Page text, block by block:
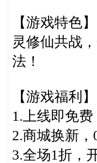
【游戏特色
灵修仙共战
法！
【游戏福利】
1.上线即免
2.商城换新
3.全场1折，